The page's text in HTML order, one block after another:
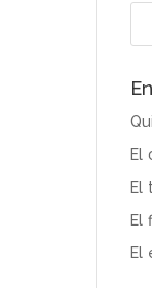
El
El
El
El